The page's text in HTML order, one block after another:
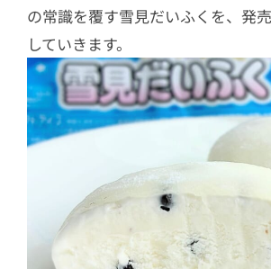
の常識を覆す雪見だいふくを、発
していきます。